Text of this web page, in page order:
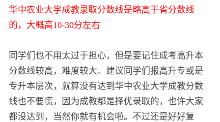
华中农业大学成教录取分数线是略高于省分数线
的，大概高10-30分左右
同学们也不用太过于担心，但是要记住成考高升本
分数线较高，难度较大。建议同学们报高升专或是
专升本层次，就算没有达到华中农业大学成教分数
线也不要慌，因为成教都是择优录取的，也许大家
都没达到，当然你就有机会啦。不过还是好好复